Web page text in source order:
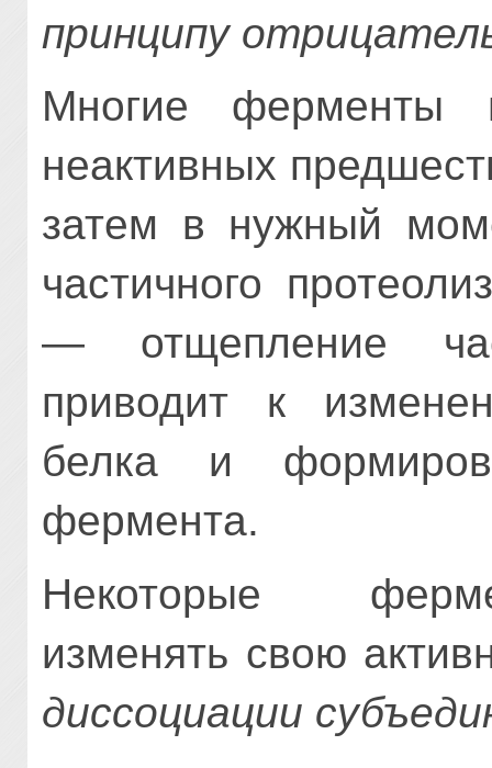
принципу
Многие ферменты
неактивных
затем в нужный
частичного
— отщепление
приводит к
белка и
фермента.
Некоторые
изменять свою
диссоциации